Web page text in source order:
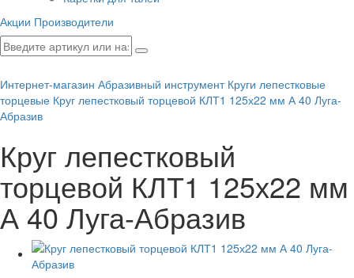
Акции Производители
Интернет-магазин Абразивный инструмент Круги лепестковые
торцевые Круг лепестковый торцевой КЛТ1 125х22 мм А 40 Луга-
Абразив
Круг лепестковый
торцевой КЛТ1 125х22 мм
А 40 Луга-Абразив